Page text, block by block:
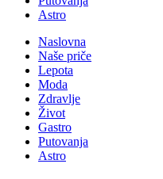
Astro
Naslovna
Naše priče
Lepota
Moda
Zdravlje
Život
Gastro
Putovanja
Astro